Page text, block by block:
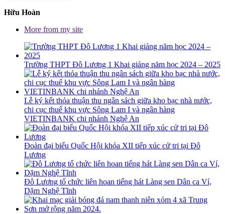
Hữu Hoàn
More from my site
Trường THPT Đô Lương 1 Khai giảng năm học 2024 – 2025
Lễ ký kết thỏa thuận thu ngân sách giữa kho bạc nhà nước,
chi cục thuế khu vực Sông Lam I và ngân hàng
VIETINBANK chi nhánh Nghệ An
Đoàn đại biểu Quốc Hội khóa XII tiếp xúc cử tri tại Đô
Lương
Đô Lương tổ chức liên hoan tiếng hát Làng sen Dân ca Ví,
Dặm Nghệ Tĩnh